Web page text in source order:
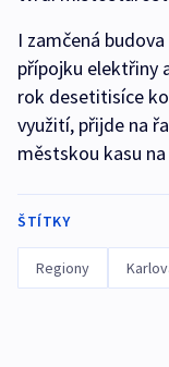
I zamčená
přípojku elektřiny
rok desetitisíce
využití, přijde na
městskou kasu
ŠTÍTKY
Regiony